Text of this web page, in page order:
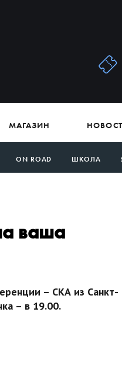
МАГАЗИН
ON ROAD ШКОЛА
ваша
– СКА из Санкт-
– в 19.00.